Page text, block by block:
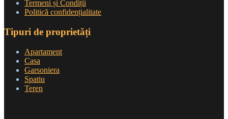
Termeni și Condiții
Politică confidențialitate
Tipuri de proprietăți
Apartament
Casa
Garsoniera
Spatiu
Teren